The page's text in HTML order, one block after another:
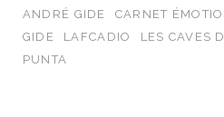
ANDRÉ GIDE
CARNET
GIDE
LAFCADIO LES CAVES
PUNTA